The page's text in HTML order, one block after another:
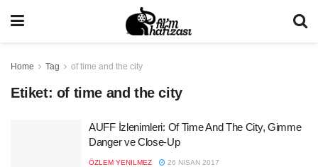
Home Tag of time and the city
Etiket: of time and the city
AUFF İzlenimleri: Of Time And The City, Gimme
Danger ve Close-Up
ÖZLEM YENILMEZ 26 NISAN 2017